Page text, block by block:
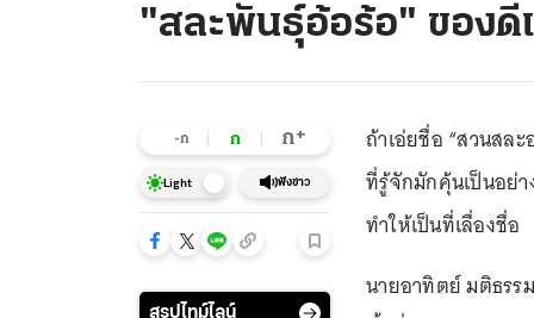
"สละพันธุ์อ้อร้อ" ของดี
-ก ก ก+
Light ฟังข่าว
สรุปไทม์ไลน์
ถ้าเอ่ยชื่อ “สวนสล
ที่รู้จักมักคุ้นเป็นอย่
ทำให้เป็นที่เลื่องชื่อ
นายอาทิตย์ มติธรร